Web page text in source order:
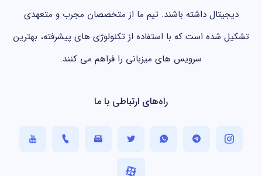
دیجیتال داشته باشند. تیم ما از متخصصان مجرب و متعهدی
تشکیل شده است که با استفاده از تکنولوژی های پیشرفته، بهترین
سرویس های میزبانی را فراهم می کنند.
راه‌های ارتباطی با ما